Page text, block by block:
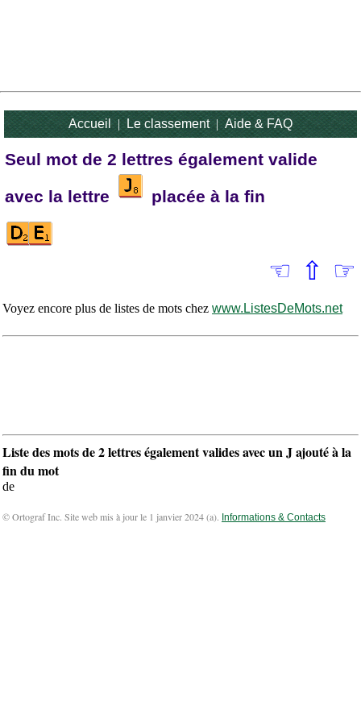
Accueil|Le classement|Aide & FAQ
Seul mot de 2 lettres également valide
avec la lettre
placée à la fin
☜ ⇧ ☞
Voyez encore plus de listes de mots chez www.ListesDeMots.net
Liste des mots de 2 lettres également valides avec un J ajouté à la
fin du mot
de
© Ortograf Inc. Site web mis à jour le 1 janvier 2024 (a). Informations & Contacts